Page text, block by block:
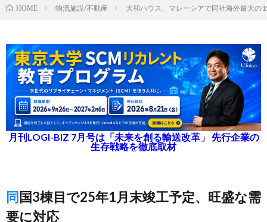
HOME 物流施設/不動産 大和ハウス、マレーシアで同社海外最大の
月刊LOGI-BIZ 7月号は「未来を創る輸送改革」 先行企業の
生存戦略を徹底取材
同国3棟目で25年1月末竣工予定、旺盛な需
要に対応